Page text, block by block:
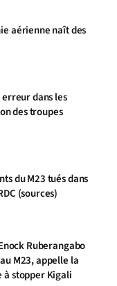
aérienne naît des
erreur dans les
des troupes
du M23 tués dans
(sources)
Ruberangabo
M23, appelle la
stopper Kigali